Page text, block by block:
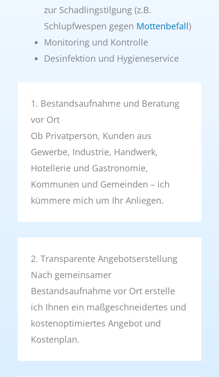
zur Schadlingstilgung (z.B.
Schlupfwespen gegen Mottenbefall)
Monitoring und Kontrolle
Desinfektion und Hygieneservice
1. Bestandsaufnahme und Beratung
vor Ort
Ob Privatperson, Kunden aus
Gewerbe, Industrie, Handwerk,
Hotellerie und Gastronomie,
Kommunen und Gemeinden – ich
kümmere mich um Ihr Anliegen.
2. Transparente Angebotserstellung
Nach gemeinsamer
Bestandsaufnahme vor Ort erstelle
ich Ihnen ein maßgeschneidertes und
kostenoptimiertes Angebot und
Kostenplan.